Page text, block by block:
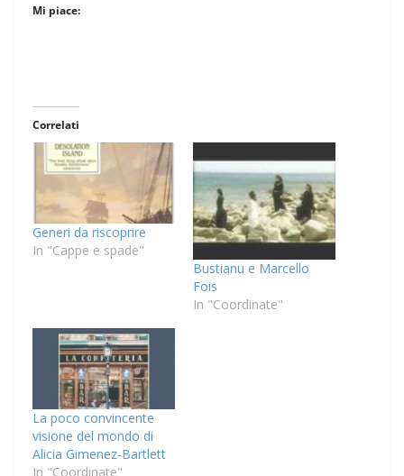
Mi piace:
Correlati
Generi da riscoprire
In "Cappe e spade"
Bustianu e Marcello
Fois
In "Coordinate"
La poco convincente
visione del mondo di
Alicia Gimenez-Bartlett
In "Coordinate"